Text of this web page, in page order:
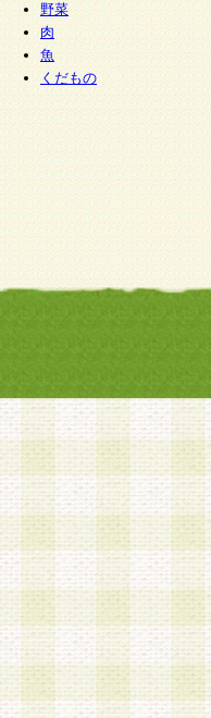
野菜
肉
魚
くだもの